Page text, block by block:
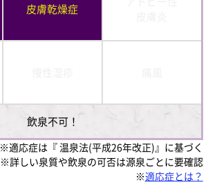
皮膚乾燥症
飲泉不可！
※適応症は『 温泉法(平成26年改正)』に基づく
※詳しい泉質や飲泉の可否は源泉ごとに要確認
※適応症とは？